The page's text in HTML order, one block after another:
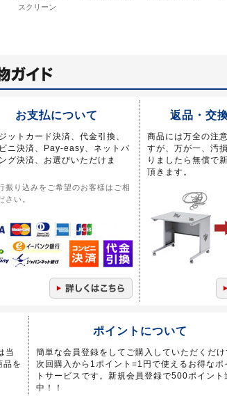
スクリーン
お支払について
ットカード決済、代金引換、
ニ決済、Pay-easy、ネットバ
グ決済、お選びいただけま
振り込みをご希望のお客様はご相
さい。
返品・交
商品には万全の注
すが、万が一、汚
りましたら無償で
頂きます。
当
品を
ポイントについて
簡単な会員登録をしてご購入していただくだけ
次回購入から1ポイント=1円で使えるお得なポ
トサービスです。新規会員登録で500ポイント
中！！